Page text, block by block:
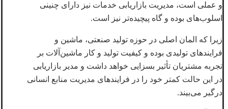
و عملی است، مدیریت بازاریابی خدمات نیز دارای چنینی
اسلوب‌های بوده و گاه پیچیده‌تر نیز است.
زیرا که المان اصلی در حوزه تولید صنعتی، ماشین و
فرایندهای تولیدی بوده و کیفیت تولید و کار ماشین‌آلات بر
تجربه مشتریان تأثیر بسزایی خواهد داشت و مدیر بازاریابی
در این حالت کمتر خود را در فرایندهای مدیریت منابع انسانی
درگیر می‌بیند.